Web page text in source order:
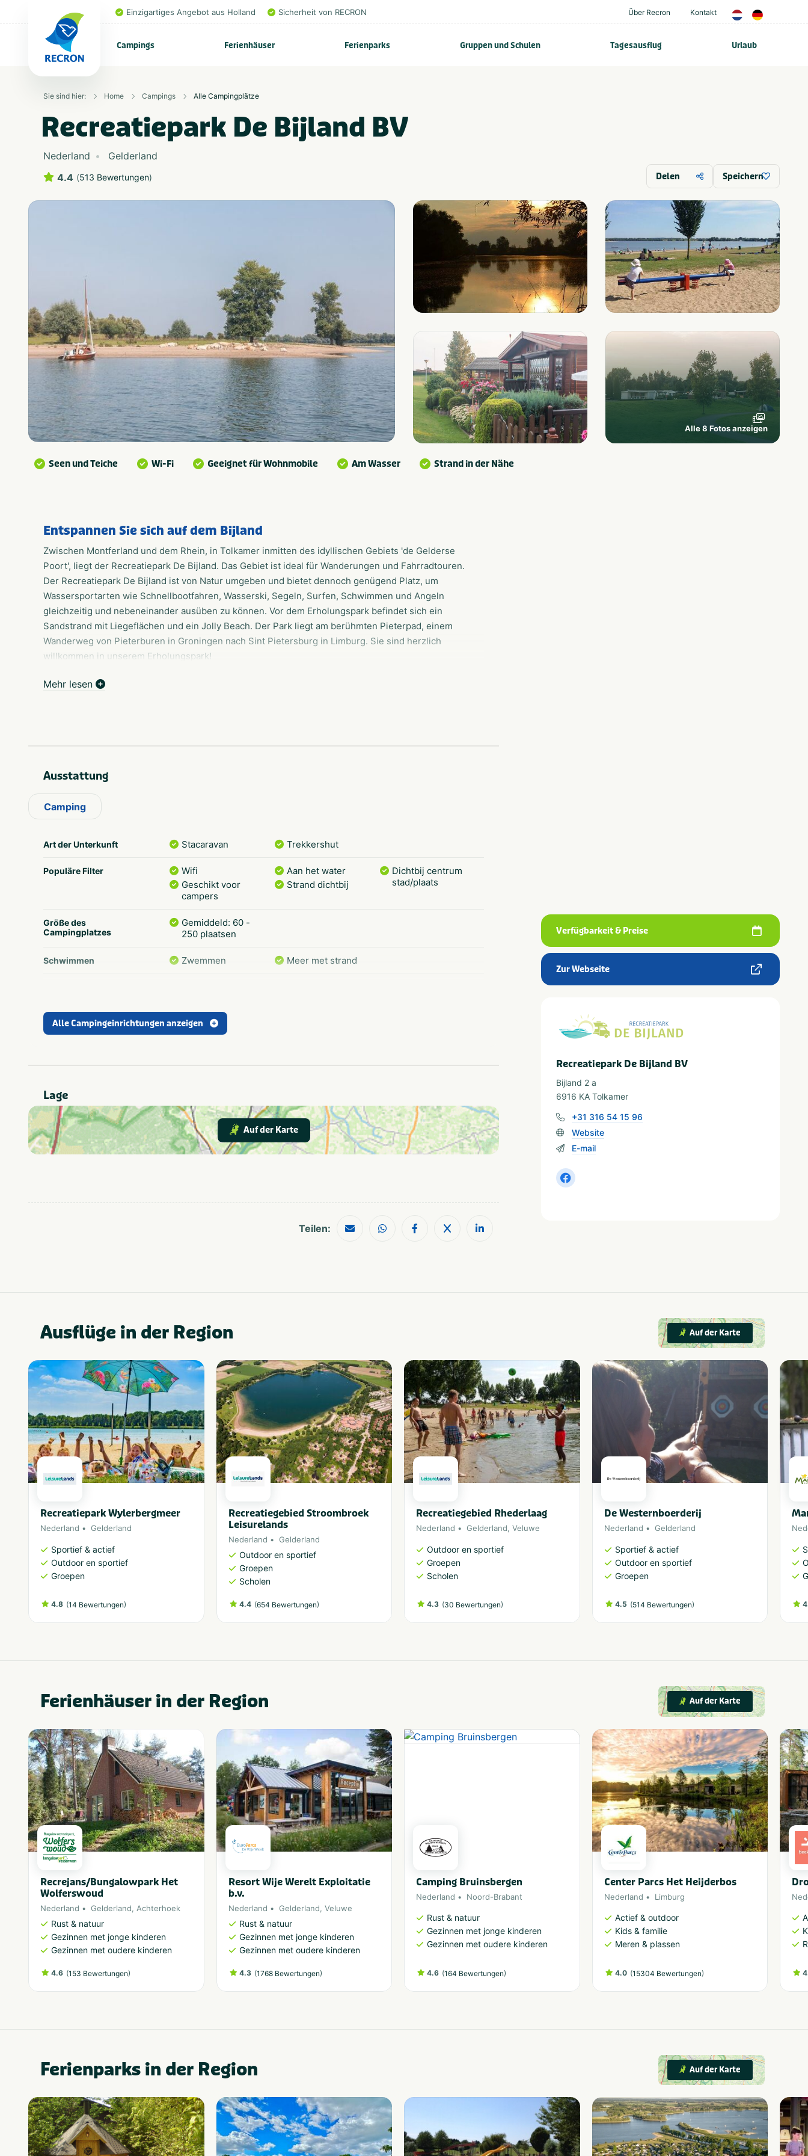
Einzigartiges Angebot aus Holland Sicherheit von RECRON Über Recron Kontakt
Campings Ferienhäuser Ferienparks Gruppen und Schulen Tagesausflug Urlaub
Sie sind hier: Home Campings Alle Campingplätze
Recreatiepark De Bijland BV
Nederland
Gelderland
4.4 (513 Bewertungen) Delen Speichern
Alle 8 Fotos anzeigen
Seen und Teiche Wi-Fi Geeignet für Wohnmobile Am Wasser Strand in der Nähe
Entspannen Sie sich auf dem Bijland
Zwischen Montferland und dem Rhein, in Tolkamer inmitten des idyllischen Gebiets 'de Gelderse
Poort', liegt der Recreatiepark De Bijland. Das Gebiet ist ideal für Wanderungen und Fahrradtouren.
Der Recreatiepark De Bijland ist von Natur umgeben und bietet dennoch genügend Platz, um
Wassersportarten wie Schnellbootfahren, Wasserski, Segeln, Surfen, Schwimmen und Angeln
gleichzeitig und nebeneinander ausüben zu können. Vor dem Erholungspark befindet sich ein
Sandstrand mit Liegeflächen und ein Jolly Beach. Der Park liegt am berühmten Pieterpad, einem
Wanderweg von Pieterburen in Groningen nach Sint Pietersburg in Limburg. Sie sind herzlich
willkommen in unserem Erholungspark!
Geräumige Stellplätze
Mehr lesen
Ausstattung
Camping
Art der Unterkunft Stacaravan Trekkershut
Populäre Filter
Wifi
Geschikt voor
campers
Aan het water
Strand dichtbij
Dichtbij centrum
stad/plaats
Größe des
Campingplatzes
Gemiddeld: 60 -
250 plaatsen
Schwimmen Zwemmen Meer met strand
Sanitäranlagen
Wasmachine op
camping
Sport und Spiele Tennis
Mindestfläche des
Stellplatzes (m²)
van 80 tot 100
Shoppen
Alle Campingeinrichtungen anzeigen
Lage
Auf der Karte
Teilen:
Verfügbarkeit & Preise
Zur Webseite
Recreatiepark De Bijland BV
Bijland 2 a
6916 KA Tolkamer
+31 316 54 15 96
Website
E-mail
Ausflüge in der Region Auf der Karte
Recreatiepark Wylerbergmeer
Nederland Gelderland
Sportief & actief
Outdoor en sportief
Groepen
4.8 (14 Bewertungen)
Recreatiegebied Stroombroek
Leisurelands
Nederland Gelderland
Outdoor en sportief
Groepen
Scholen
4.4 (654 Bewertungen)
Recreatiegebied Rhederlaag
Nederland Gelderland, Veluwe
Outdoor en sportief
Groepen
Scholen
4.3 (30 Bewertungen)
De Westernboerderij
Nederland Gelderland
Sportief & actief
Outdoor en sportief
Groepen
4.5 (514 Bewertungen)
Ferienhäuser in der Region Auf der Karte
Recrejans/Bungalowpark Het
Wolferswoud
Nederland Gelderland, Achterhoek
Rust & natuur
Gezinnen met jonge kinderen
Gezinnen met oudere kinderen
4.6 (153 Bewertungen)
Resort Wije Werelt Exploitatie
b.v.
Nederland Gelderland, Veluwe
Rust & natuur
Gezinnen met jonge kinderen
Gezinnen met oudere kinderen
4.3 (1768 Bewertungen)
Camping Bruinsbergen
Nederland Noord-Brabant
Rust & natuur
Gezinnen met jonge kinderen
Gezinnen met oudere kinderen
4.6 (164 Bewertungen)
Center Parcs Het Heijderbos
Nederland Limburg
Actief & outdoor
Kids & familie
Meren & plassen
4.0 (15304 Bewertungen)
Ferienparks in der Region Auf der Karte